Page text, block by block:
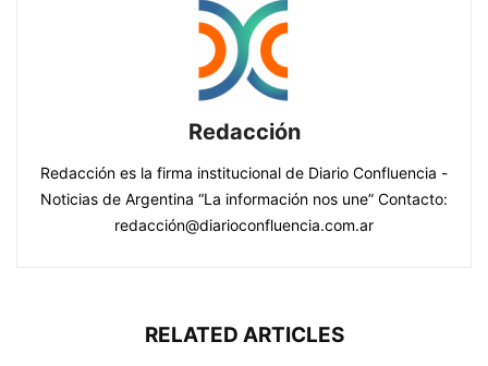
Redacción
Redacción es la firma institucional de Diario Confluencia -
Noticias de Argentina “La información nos une” Contacto:
redacción@diarioconfluencia.com.ar
RELATED ARTICLES